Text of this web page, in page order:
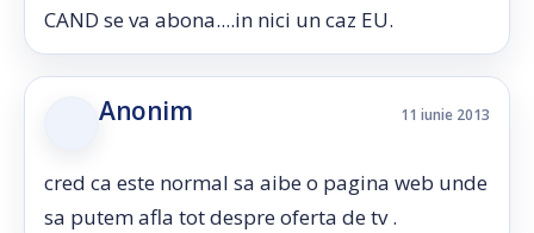
CAND se va abona....in nici un caz EU.
Anonim 11 iunie 2013
cred ca este normal sa aibe o pagina web unde
sa putem afla tot despre oferta de tv .